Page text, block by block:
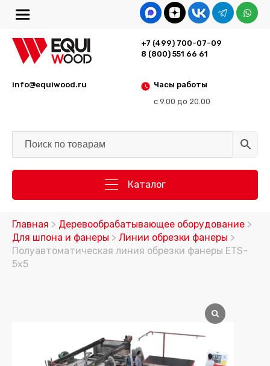
+7 (499) 700-07-09
8 (800) 551 66 61
Часы работы
с 9.00 до 20.00
info@equiwood.ru
Каталог
Главная > Деревообрабатывающее оборудование >
Для шпона и фанеры > Линии обрезки фанеры >
Полуавтоматическая линия обрезки фанеры ETS-
5х5